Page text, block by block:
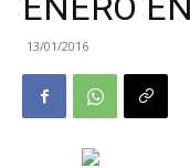
13/01/2016